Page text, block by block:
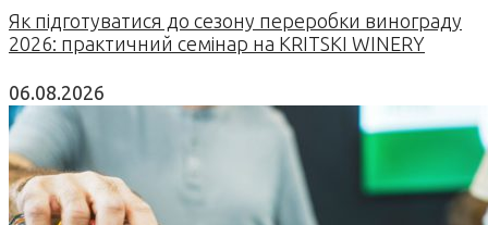
Як підготуватися до сезону переробки винограду
2026: практичний семінар на KRITSKI WINERY
06.08.2026